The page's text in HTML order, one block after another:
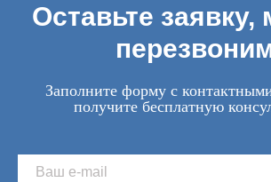
Оставьте
Заполните форму с
получите бесплатную